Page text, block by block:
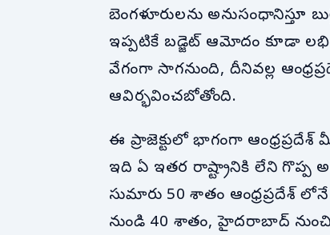
బెంగళూరులను అనుసంధానిస్తూ
ఇప్పటికే బడ్జెట్ ఆమోదం కూడా
వేగంగా సాగనుంది, దీనివల్ల
ఆవిర్భవించబోతోంది.
ఈ ప్రాజెక్టులో భాగంగా
ఇది ఏ ఇతర రాష్ట్రానికి లేని గొప్ప
సుమారు 50 శాతం ఆంధ్రప్రదేశ్
నుండి 40 శాతం, హైదరాబాద్ నుంచి